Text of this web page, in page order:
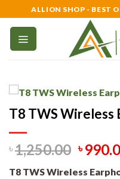
to
content
ALLION SHOP - BEST
T8 TWS Wireless
৳1,250.00 ৳
T8 TWS Wireless